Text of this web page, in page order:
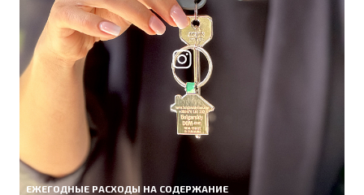
ЕЖЕГОДНЫЕ РАСХОДЫ НА СОДЕРЖАНИЕ